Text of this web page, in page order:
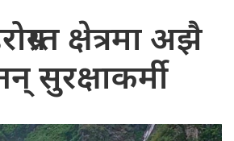
क्षेत्रमा अझै
सुरक्षाकर्मी